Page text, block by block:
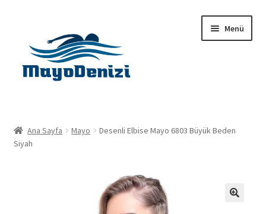
Menü
Ürünler
Ana Sayfa Mayo
Desenli Elbise Mayo 6803 Büyük Beden
Siyah